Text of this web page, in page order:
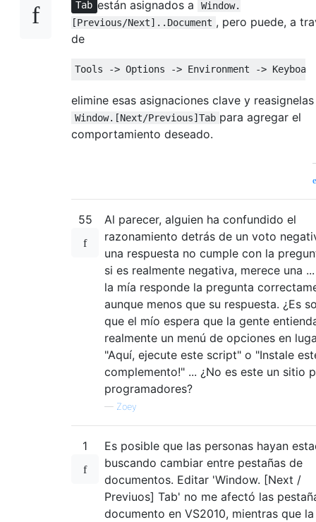
Tab están asignados a
Window.
[Previous/Next]..Document , pero puede, a
de
elimine esas asignaciones clave y reasignelas
Window.[Next/Previous]Tab para agregar el
comportamiento deseado.
55
Al parecer, alguien ha confundido el
razonamiento detrás de un voto
una respuesta no cumple con la
si es realmente negativa, merece una
la mía responde la pregunta
aunque menos que su respuesta. ¿Es
que el mío espera que la gente
realmente un menú de opciones en
"Aquí, ejecute este script" o "Instale
complemento!" ... ¿No es este un sitio
programadores?
— Zoey
1
Es posible que las personas hayan
buscando cambiar entre pestañas de
documentos. Editar 'Window. [Next /
Previuos] Tab' no me afectó las
documento en VS2010, mientras que la